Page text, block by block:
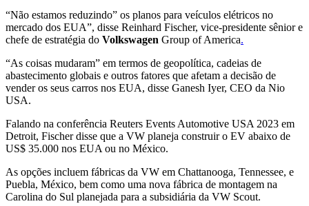
“Não estamos reduzindo” os planos para veículos elétricos no
mercado dos EUA”, disse Reinhard Fischer, vice-presidente sênior e
chefe de estratégia do Volkswagen Group of America.
“As coisas mudaram” em termos de geopolítica, cadeias de
abastecimento globais e outros fatores que afetam a decisão de
vender os seus carros nos EUA, disse Ganesh Iyer, CEO da Nio
USA.
Falando na conferência Reuters Events Automotive USA 2023 em
Detroit, Fischer disse que a VW planeja construir o EV abaixo de
US$ 35.000 nos EUA ou no México.
As opções incluem fábricas da VW em Chattanooga, Tennessee, e
Puebla, México, bem como uma nova fábrica de montagem na
Carolina do Sul planejada para a subsidiária da VW Scout.